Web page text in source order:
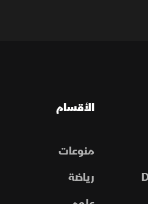
الأقسام
منوعات
رياضة